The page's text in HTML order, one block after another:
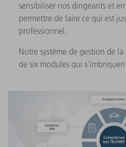
sensibiliser nos dirigeants et
permettre de faire ce qui est
professionnel.
Notre système de gestion de
de six modules qui